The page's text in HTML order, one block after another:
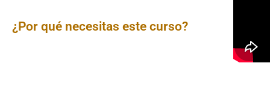
¿Por qué necesitas este curso?